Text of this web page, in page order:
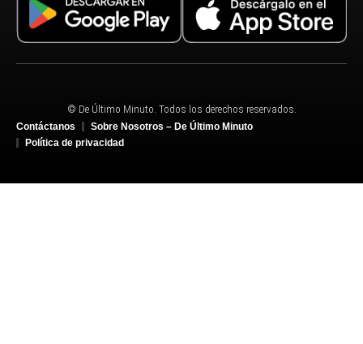
© De Último Minuto. Todos los derechos reservados.
Contáctanos
Sobre Nosotros – De Último Minuto
Política de privacidad